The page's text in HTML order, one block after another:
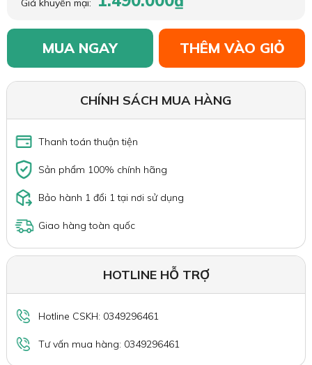
Giá khuyến mại:
MUA NGAY THÊM VÀO GIỎ
CHÍNH SÁCH MUA HÀNG
Thanh toán thuận tiện
Sản phẩm 100% chính hãng
Bảo hành 1 đổi 1 tại nơi sử dụng
Giao hàng toàn quốc
HOTLINE HỖ TRỢ
Hotline CSKH: 0349296461
Tư vấn mua hàng: 0349296461